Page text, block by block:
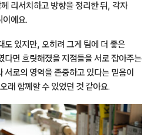
리서치하고 방향을 정리한 뒤, 각자
에요.
도 있지만, 오히려 그게 팀에 더 좋은
다면 흐릿해졌을 지점들을 서로 잡아주는
서로의 영역을 존중하고 있다는 믿음이
래 함께할 수 있었던 것 같아요.